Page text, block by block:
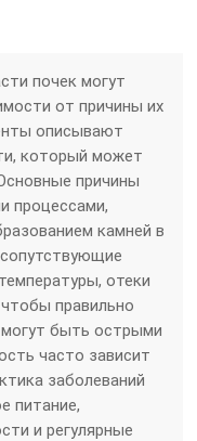
почек могут
от причины их
описывают
который может
причины
процессами,
камней в
отеки
правильно
быть острыми
часто зависит
заболеваний
питание,
и регулярные